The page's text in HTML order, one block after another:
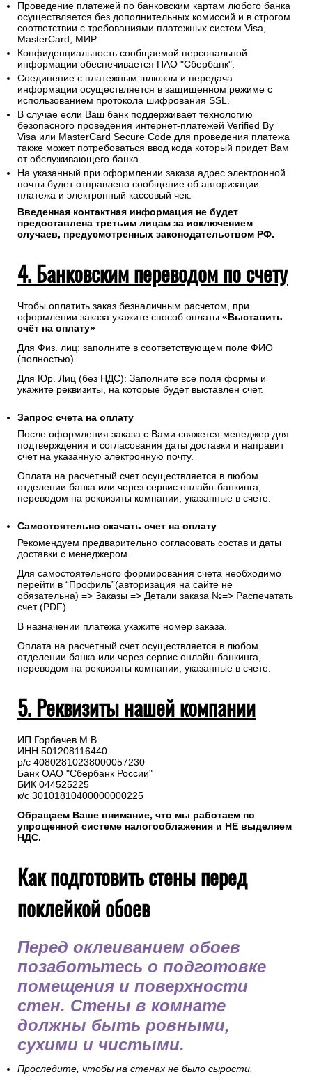
Проведение платежей по банковским картам любого банка
осуществляется без дополнительных комиссий и в строгом
соответствии с требованиями платежных систем Visa,
MasterCard, МИР.
Конфиденциальность сообщаемой персональной
информации обеспечивается ПАО "Сбербанк".
Соединение с платежным шлюзом и передача
информации осуществляется в защищенном режиме с
использованием протокола шифрования SSL.
В случае если Ваш банк поддерживает технологию
безопасного проведения интернет-платежей Verified By
Visa или MasterCard Secure Code для проведения платежа
также может потребоваться ввод кода который придет Вам
от обслуживающего банка.
На указанный при оформлении заказа адрес электронной
почты будет отправлено сообщение об авторизации
платежа и электронный кассовый чек.
Введенная контактная информация не будет
предоставлена третьим лицам за исключением
случаев, предусмотренных законодательством РФ.
4. Банковским переводом по счету
Чтобы оплатить заказ безналичным расчетом, при
оформлении заказа укажите способ оплаты «Выставить
счёт на оплату»
Для Физ. лиц: заполните в соответствующем поле ФИО
(полностью).
Для Юр. Лиц (без НДС): Заполните все поля формы и
укажите реквизиты, на которые будет выставлен счет.
Запрос счета на оплату
После оформления заказа с Вами свяжется менеджер для
подтверждения и согласования даты доставки и направит
счет на указанную электронную почту.
Оплата на расчетный счет осуществляется в любом
отделении банка или через сервис онлайн-банкинга,
переводом на реквизиты компании, указанные в счете.
Самостоятельно скачать счет на оплату
Рекомендуем предварительно согласовать состав и даты
доставки с менеджером.
Для самостоятельного формирования счета необходимо
перейти в “Профиль”(авторизация на сайте не
обязательна) => Заказы => Детали заказа №=> Распечатать
счет (PDF)
В назначении платежа укажите номер заказа.
Оплата на расчетный счет осуществляется в любом
отделении банка или через сервис онлайн-банкинга,
переводом на реквизиты компании, указанные в счете.
5. Реквизиты нашей компании
ИП Горбачев М.В.
ИНН 501208116440
р/с 40802810238000057230
Банк ОАО "Сбербанк России"
БИК 044525225
к/с 30101810400000000225
Обращаем Ваше внимание, что мы работаем по
упрощенной системе налогооблажения и НЕ выделяем
НДС.
Как подготовить стены перед
поклейкой обоев
Перед оклеиванием обоев
позаботьтесь о подготовке
помещения и поверхности
стен. Стены в комнате
должны быть ровными,
сухими и чистыми.
Проследите, чтобы на стенах не было сырости.